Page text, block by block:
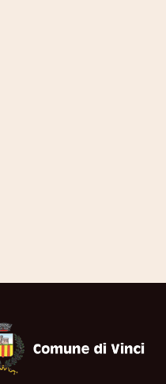
di Vinci